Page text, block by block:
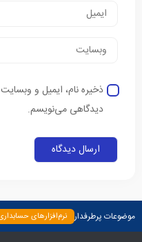
ذخیره نام، ایمیل و
دیدگاهی می‌نویسم.
موضوعات پرطرفدار نرم‌افزارهای
دسته‌بندی نشده
چپ چین بیمه و